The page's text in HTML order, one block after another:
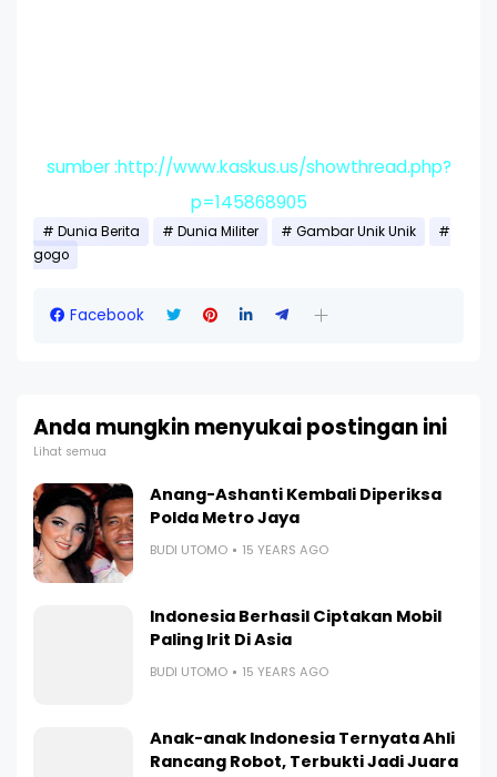
sumber :http://www.kaskus.us/showthread.php?
p=145868905
Dunia Berita Dunia Militer
Gambar Unik Unik
gogo
Facebook
Anda mungkin menyukai postingan ini
Lihat semua
Anang-Ashanti Kembali Diperiksa
Polda Metro Jaya
BUDI UTOMO 15 YEARS AGO
Indonesia Berhasil Ciptakan Mobil
Paling Irit Di Asia
BUDI UTOMO 15 YEARS AGO
Anak-anak Indonesia Ternyata Ahli
Rancang Robot, Terbukti Jadi Juara